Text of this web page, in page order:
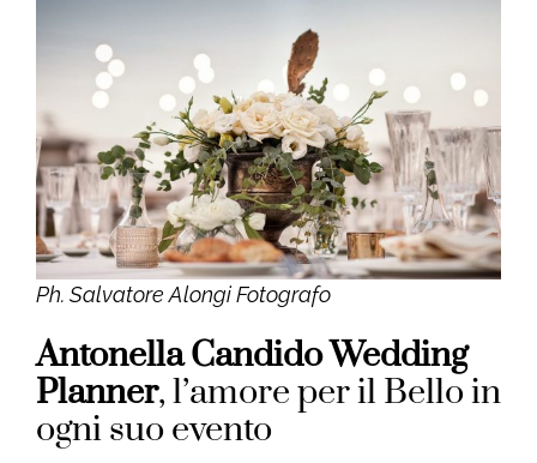
Ph. Salvatore Alongi Fotografo
Antonella Candido Wedding
Planner, l’amore per il Bello in
ogni suo evento